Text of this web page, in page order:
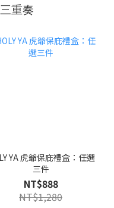
重奏
：任選
三件
NT$888
NT$1,280